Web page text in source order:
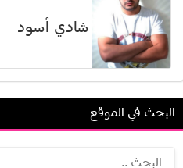
شادي أسود
نبيل علي ماهر
البحث في الموقع